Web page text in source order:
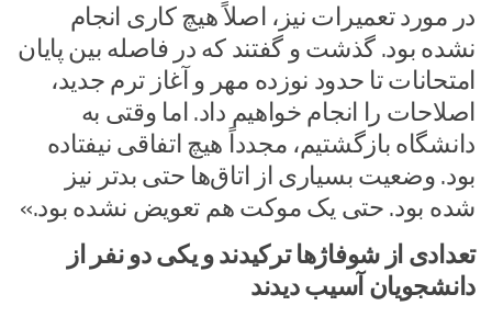
در مورد تعمیرات نیز، اصلاً هیچ کاری انجام
نشده بود. گذشت و گفتند که در فاصله بین پایان
امتحانات تا حدود نوزده مهر و آغاز ترم جدید،
اصلاحات را انجام خواهیم داد. اما وقتی به
دانشگاه بازگشتیم، مجدداً هیچ اتفاقی نیفتاده
بود. وضعیت بسیاری از اتاق‌ها حتی بدتر نیز
شده بود. حتی یک موکت هم تعویض نشده بود.»
تعدادی از شوفاژها ترکیدند و یکی دو نفر از
دانشجویان آسیب دیدند